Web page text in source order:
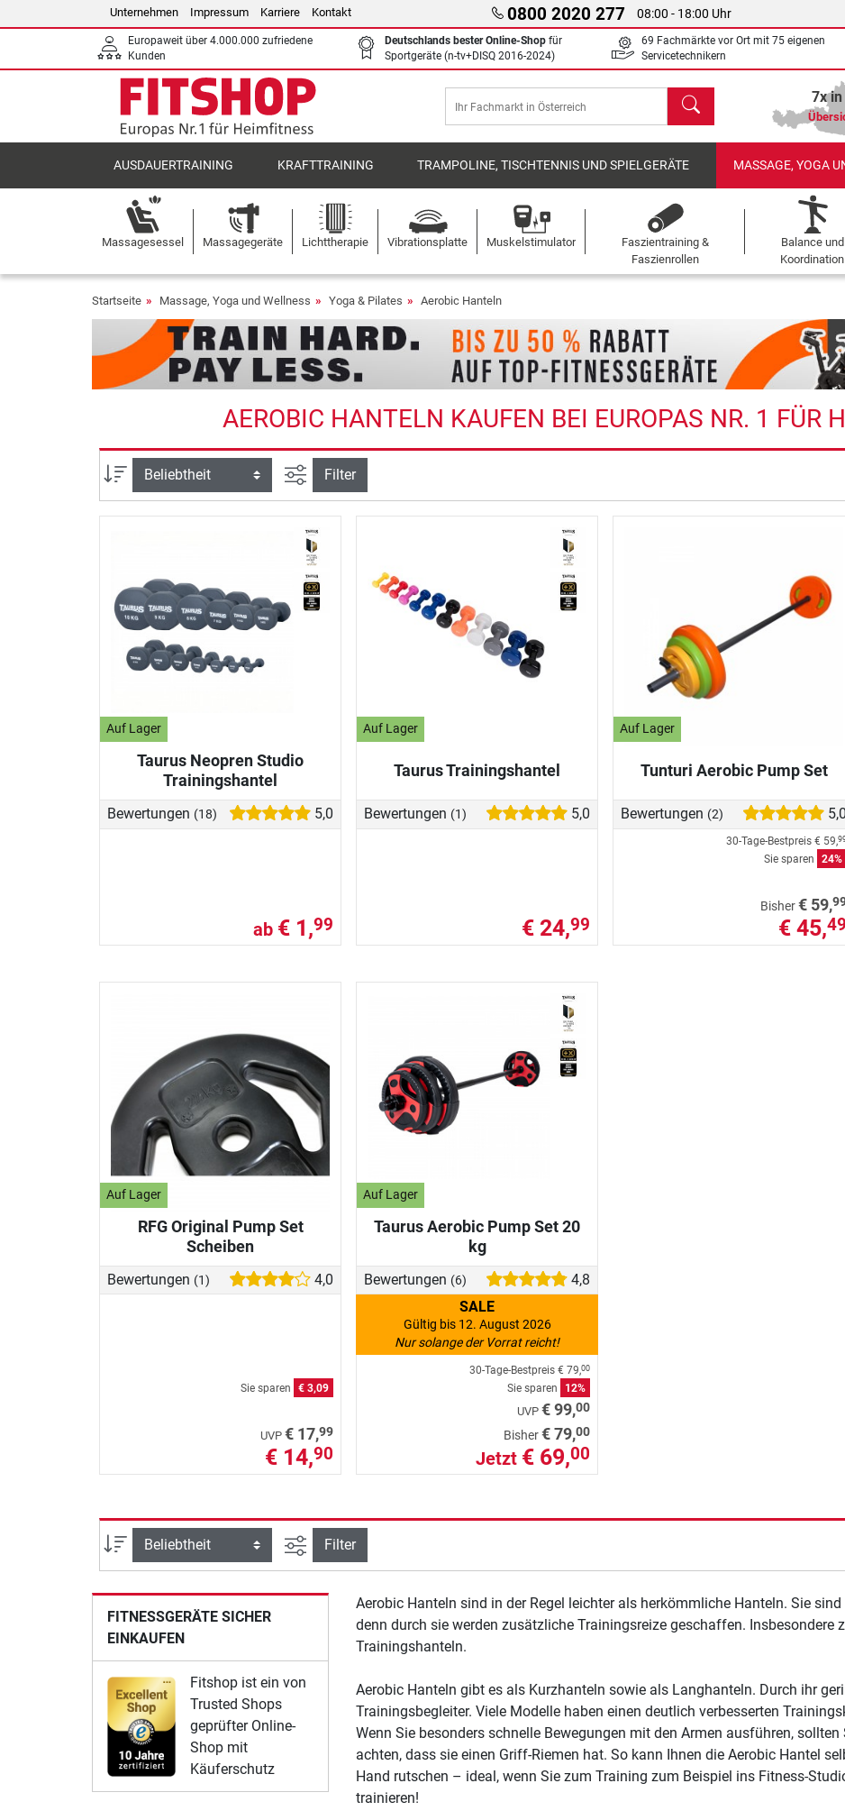
Unternehmen Impressum Karriere Kontakt 0800 2020 277 08:00 - 18:00 Uhr
Europaweit über 4.000.000 zufriedene
Kunden
Deutschlands bester Online-Shop für
Sportgeräte (n-tv+DISQ 2016-2024)
69 Fachmärkte vor Ort mit 75 eigenen
Servicetechnikern
Suchen 7x
AUSDAUERTRAINING KRAFTTRAINING TRAMPOLINE, TISCHTENNIS UND SPIELGERÄTE MASSAGE, YOGA
Massagesessel Massagegeräte Lichttherapie Vibrationsplatte Muskelstimulator
Faszientraining &
Faszienrollen
Balance und
Koordination
Startseite Massage, Yoga und Wellness Yoga & Pilates Aerobic Hanteln
AEROBIC HANTELN KAUFEN BEI EUROPAS NR. 1 FÜR
Sortierung Ansicht filtern
Filter
Auf Lager
Taurus Neopren Studio
Trainingshantel
Bewertungen (18) 5,0
ab € 1,99
Auf Lager
Taurus Trainingshantel
Bewertungen (1) 5,0
€ 24,99
Auf Lager
Tunturi Aerobic Pump Set
Bewertungen (2) 5,0
30-Tage-Bestpreis € 59,
Sie sparen 24%
Bisher€ 59,
€ 45,49
Auf Lager
RFG Original Pump Set
Scheiben
Bewertungen (1) 4,0
Sie sparen € 3,09
UVP € 17,99
€ 14,90
Auf Lager
Taurus Aerobic Pump Set 20
kg
Bewertungen (6)
4,8
SALE
Gültig bis 12. August 2026
Nur solange der Vorrat reicht!
30-Tage-Bestpreis € 79,00
Sie sparen 12%
UVP € 99,00
Bisher€ 79,00
Jetzt € 69,00
Sortierung Ansicht filtern
Filter
FITNESSGERÄTE SICHER
EINKAUFEN
Fitshop ist ein von
Trusted Shops
geprüfter Online-
Shop mit
Käuferschutz
Aerobic Hanteln sind in der Regel leichter als herkömmliche Hanteln. Sie
denn durch sie werden zusätzliche Trainingsreize geschaffen. Insbesondere
Trainingshanteln.
Aerobic Hanteln gibt es als Kurzhanteln sowie als Langhanteln. Durch ihr
Trainingsbegleiter. Viele Modelle haben einen deutlich verbesserten
Wenn Sie besonders schnelle Bewegungen mit den Armen ausführen,
achten, dass sie einen Griff-Riemen hat. So kann Ihnen die Aerobic Hantel
Hand rutschen – ideal, wenn Sie zum Training zum Beispiel ins Fitness-
trainieren!